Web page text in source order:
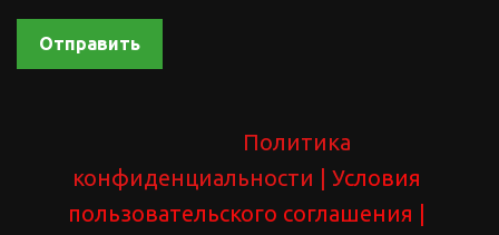
Отправить
Политика
конфиденциальности
| Условия
пользовательского соглашения